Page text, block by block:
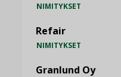
NIMITYKSET
Refair
NIMITYKSET
Granlund Oy